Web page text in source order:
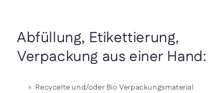
Abfüllung, Etikettierung,
Verpackung aus einer Hand:
∘ Recycelte und/oder Bio Verpackungsmaterial